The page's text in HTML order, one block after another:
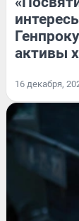
активы
16 декабря,